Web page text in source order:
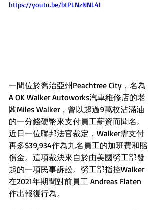
https://youtu.be/btPLNzNNL4I
一間位於喬治亞州Peachtree City，名為
A OK Walker Autoworks汽車維修店的老
闆Miles Walker，曾以超過9萬枚沾滿油
的一分錢硬幣來支付員工薪資而聞名。
近日一位聯邦法官裁定，Walker需支付
再多$39,934作為九名員工的加班費和賠
償金。這項裁決來自於由美國勞工部發
起的一項民事訴訟。勞工部指控Walker
在2021年期間對前員工 Andreas Flaten
作出報復行為。